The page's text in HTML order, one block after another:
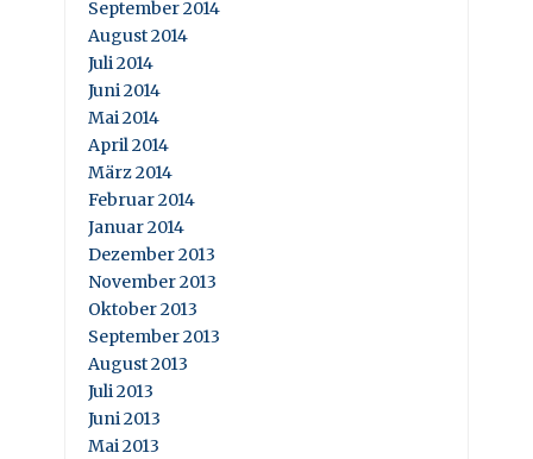
September 2014
August 2014
Juli 2014
Juni 2014
Mai 2014
April 2014
März 2014
Februar 2014
Januar 2014
Dezember 2013
November 2013
Oktober 2013
September 2013
August 2013
Juli 2013
Juni 2013
Mai 2013